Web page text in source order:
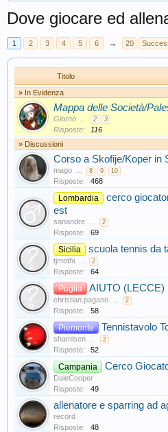
Dove giocare ed
1 2 3 4 5 6 → 20
Titolo
» In Evidenza
Mappa delle Società/
Giorno ... 2 3
Risposte: 116
» Discussioni
Corso a Skofije/Koper in
mago ... 8 9 10
Risposte: 468
Lombardia
cerco
est
sanandre ... 2
Risposte: 69
Sicilia scuola tennis da
tjmothi ... 2
Risposte: 64
Puglia AIUTO (LECCE)
christian.pagano ... 2
Risposte: 58
Piemonte Tennistavolo
shamisen ... 2
Risposte: 52
Campania Cerco
DaleCooper
Risposte:
49
allenatore e sparring ad
record
Risposte:
48